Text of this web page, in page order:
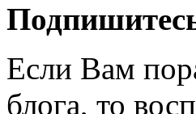
Если Вам
блога, то